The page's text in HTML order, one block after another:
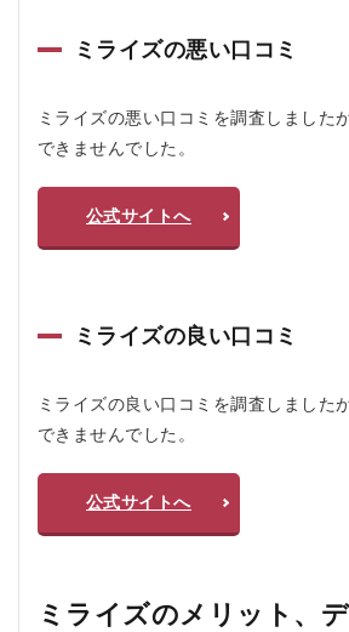
ミライズの悪い口コミ
ミライズの悪い口コミを調査しました
できませんでした。
公式サイトへ
ミライズの良い口コミ
ミライズの良い口コミを調査しました
できませんでした。
公式サイトへ
ミライズのメリット、